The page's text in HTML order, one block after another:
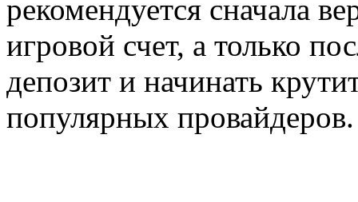
рекомендуется сначала
игровой счет, а только
депозит и начинать
популярных провайдеров.